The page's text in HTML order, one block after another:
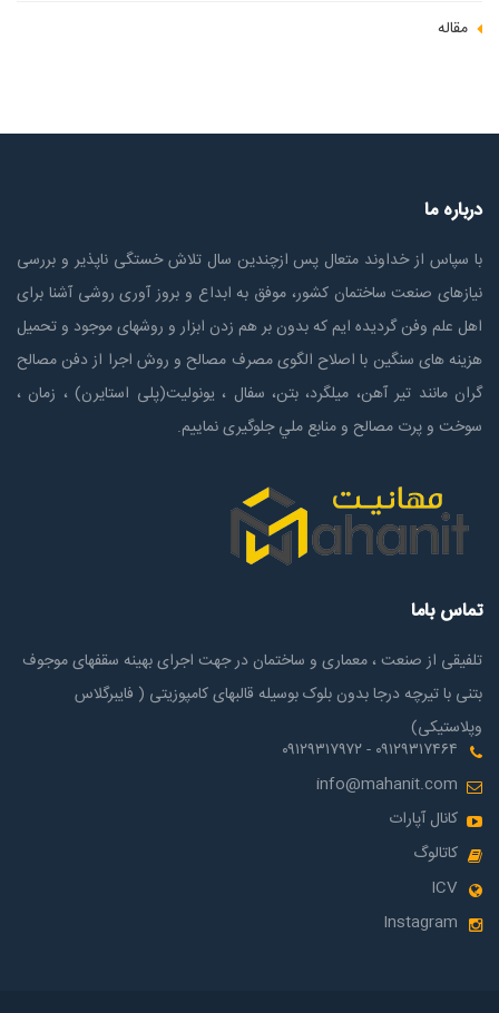
مقاله
درباره ما
با سپاس از خداوند متعال پس ازچندين سال تلاش خستگی ناپذير و بررسی
نیازهای صنعت ساختمان كشور، موفق به ابداع و بروز آوری روشی آشنا برای
اهل علم وفن گردیده ایم که بدون بر هم زدن ابزار و روشهای موجود و تحمیل
هزینه های سنگین با اصلاح الگوی مصرف مصالح و روش اجرا از دفن مصالح
گران مانند تیر آهن، میلگرد، بتن، سفال ، یونولیت(پلی استايرن) ، زمان ،
سوخت و پرت مصالح و منابع ملي جلوگیری نماییم.
تماس باما
تلفیقی از صنعت ، معماری و ساختمان در جهت اجرای بهینه سقفهای موجوف
بتنی با تیرچه درجا بدون بلوک بوسیله قالبهای کامپوزیتی ( فایبرگلاس
وپلاستیکی)
۰۹۱۲۹۳۱۷۴۶۴ - ۰۹۱۲۹۳۱۷۹۷۲
info@mahanit.com
کانال آپارات
کاتالوگ
ICV
Instagram